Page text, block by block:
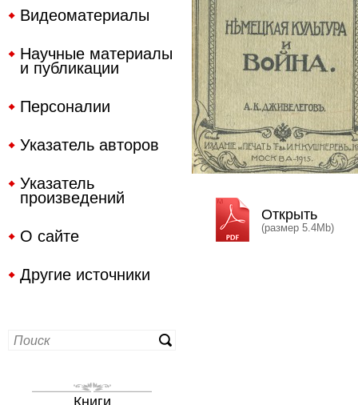
Видеоматериалы
Научные материалы
и публикации
Персоналии
Указатель авторов
Указатель
произведений
О сайте
Другие источники
Книги
Открыть
(размер 5.4Mb)